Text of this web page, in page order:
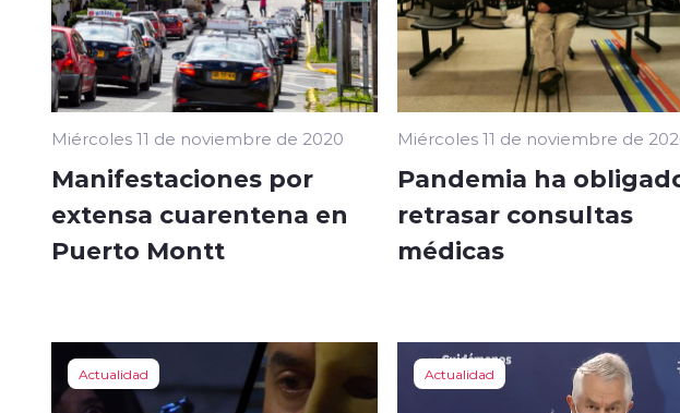
Miércoles 11 de noviembre de 2020
Manifestaciones por
extensa cuarentena en
Puerto Montt
Miércoles 11 de noviembre de
Pandemia ha
retrasar consultas
médicas
Actualidad Actualidad